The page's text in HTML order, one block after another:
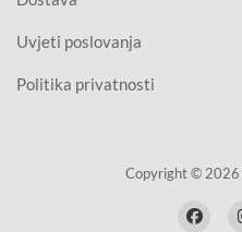
Uvjeti poslovanja
Politika privatnosti
Copyright © 2026